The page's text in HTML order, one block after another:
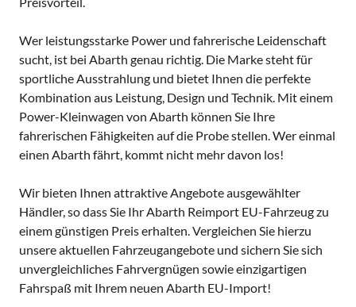
Wer leistungsstarke Power und fahrerische Leidenschaft
sucht, ist bei Abarth genau richtig. Die Marke steht für
sportliche Ausstrahlung und bietet Ihnen die perfekte
Kombination aus Leistung, Design und Technik. Mit einem
Power-Kleinwagen von Abarth können Sie Ihre
fahrerischen Fähigkeiten auf die Probe stellen. Wer einmal
einen Abarth fährt, kommt nicht mehr davon los!
Wir bieten Ihnen attraktive Angebote ausgewählter
Händler, so dass Sie Ihr Abarth Reimport EU-Fahrzeug zu
einem günstigen Preis erhalten. Vergleichen Sie hierzu
unsere aktuellen Fahrzeugangebote und sichern Sie sich
unvergleichliches Fahrvergnügen sowie einzigartigen
Fahrspaß mit Ihrem neuen Abarth EU-Import!